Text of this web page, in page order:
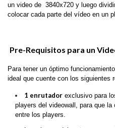
un video de 3840x720 y luego
colocar cada parte del vídeo en un
Pre-Requisitos para un
Para tener un óptimo
ideal que cuente con los siguientes
1 enrutador exclusivo para
players del videowall, para que
entre los players.